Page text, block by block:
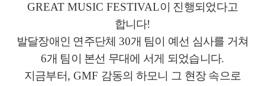
GREAT MUSIC FESTIVAL이 진행되었다고
합니다!
발달장애인 연주단체 30개 팀이 예선 심사를 거쳐
6개 팀이 본선 무대에 서게 되었습니다.
지금부터, GMF 감동의 하모니 그 현장 속으로